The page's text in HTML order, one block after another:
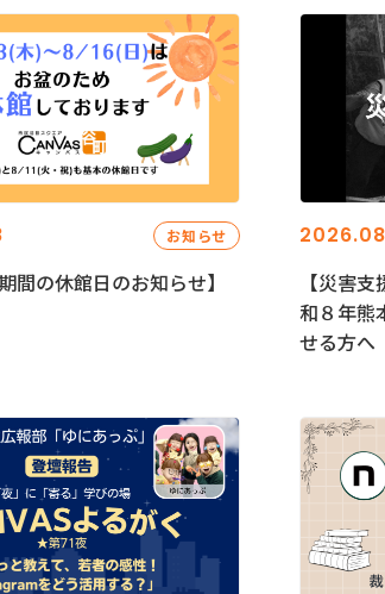
お知らせ
間の休館日のお知らせ】
【災害
和８年熊
せる方へ